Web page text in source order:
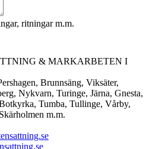
ritningar m.m.
& MARKARBETEN I
Brunnsäng, Viksäter,
Nykvarn, Turinge, Järna, Gnesta,
Tumba, Tullinge, Vårby,
m.m.